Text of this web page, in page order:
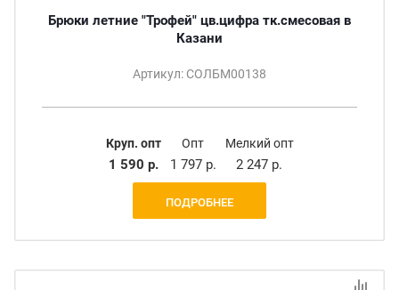
Брюки летние "Трофей" цв.цифра тк.смесовая в
Казани
Артикул: СОЛБМ00138
Круп. опт
1 590 р.
Опт
1 797 р.
Мелкий опт
2 247 р.
ПОДРОБНЕЕ